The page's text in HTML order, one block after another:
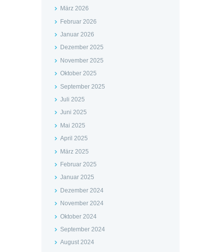
März 2026
Februar 2026
Januar 2026
Dezember 2025
November 2025
Oktober 2025
September 2025
Juli 2025
Juni 2025
Mai 2025
April 2025
März 2025
Februar 2025
Januar 2025
Dezember 2024
November 2024
Oktober 2024
September 2024
August 2024